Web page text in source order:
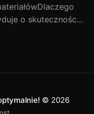
o skuteczności
jak dopływ
Gdy
© 2026